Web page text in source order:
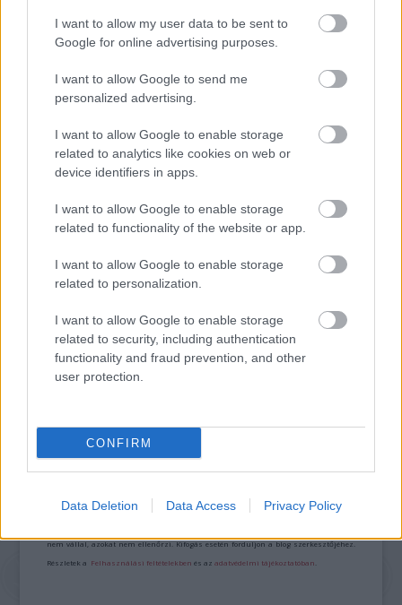
I want to allow my user data to be sent to
Google for online advertising purposes.
I want to allow Google to send me
personalized advertising.
I want to allow Google to enable storage
related to analytics like cookies on web or
device identifiers in apps.
I want to allow Google to enable storage
related to functionality of the website or app.
I want to allow Google to enable storage
related to personalization.
I want to allow Google to enable storage
related to security, including authentication
functionality and fraud prevention, and other
user protection.
CONFIRM
Data Deletion Data Access Privacy Policy
KIRAKODÓVÁSÁR
LÉTEZIK GYÓGYÍTÓ MÚZEUM?!
„BARTÓKKAL EURÓPÁÉRT” – NAGYSZABÁSÚ
FESZTIVÁLLAL INDUL A CONCERTO BUDAPEST
A bejegyzés trackback címe:
https://kulturpart.hu/api/trackback/id/15496082
A hozzászólások avonatkozó jogszabályokértelmében felhasználói tartalomnak
nem vállal, azokat nem ellenőrzi. Kifogás esetén forduljon a blog szerkesztőjéhez.
Részletek a Felhasználási feltételekben és azadatvédelmi tájékoztatóban